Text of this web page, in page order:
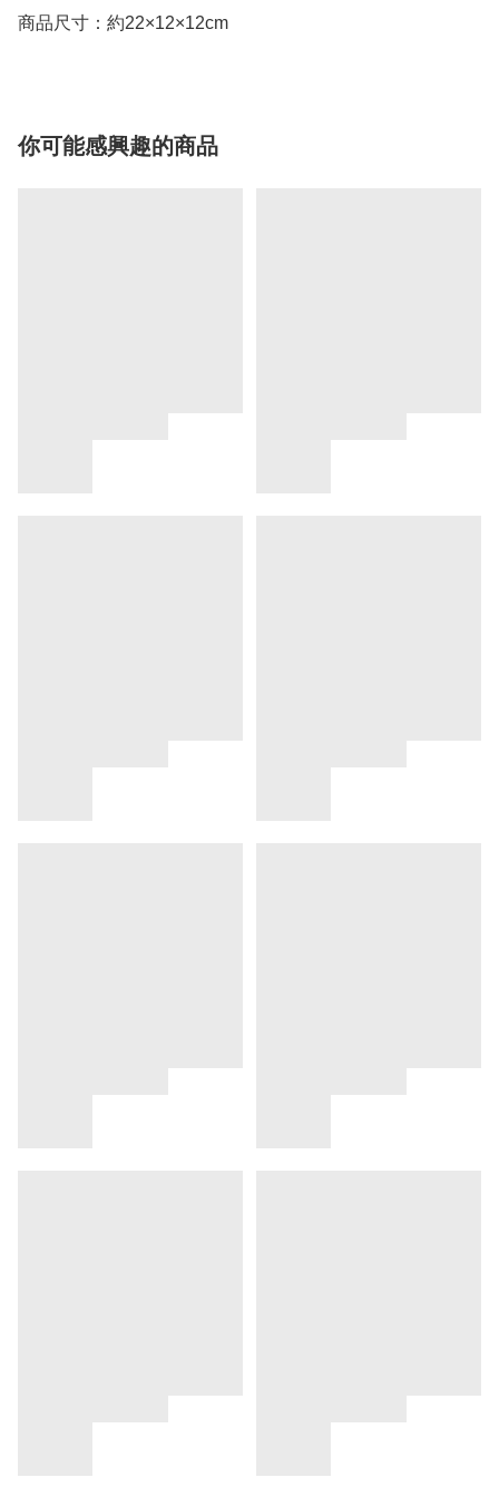
商品尺寸：約22×12×12cm
你可能感興趣的商品